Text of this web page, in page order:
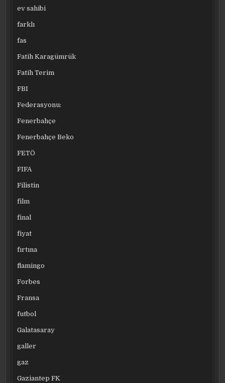
ev sahibi
farklı
fas
Fatih Karagümrük
Fatih Terim
FBI
Federasyonu:
Fenerbahçe
Fenerbahçe Beko
FETÖ
FIFA
Filistin
film
final
fiyat
fırtına
flamingo
Forbes
Fransa
futbol
Galatasaray
galler
gaz
Gaziantep FK